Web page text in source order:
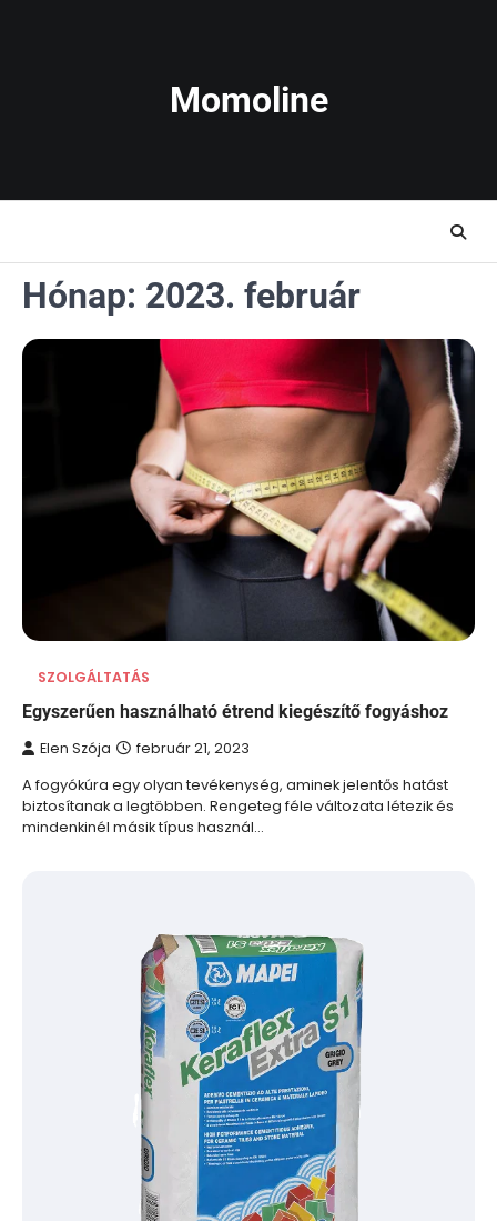
Momoline
Hónap: 2023. február
SZOLGÁLTATÁS
Egyszerűen használható étrend kiegészítő fogyáshoz
Elen Szója február 21, 2023
A fogyókúra egy olyan tevékenység, aminek jelentős hatást
biztosítanak a legtöbben. Rengeteg féle változata létezik és
mindenkinél másik típus használ…